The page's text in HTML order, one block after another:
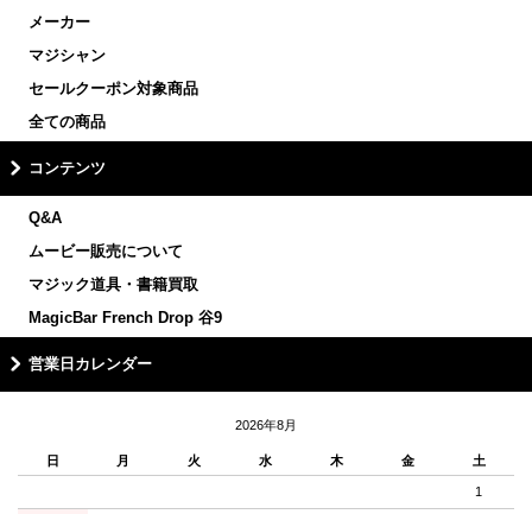
メーカー
マジシャン
セールクーポン対象商品
全ての商品
コンテンツ
Q&A
ムービー販売について
マジック道具・書籍買取
MagicBar French Drop 谷9
営業日カレンダー
2026年8月
日 月 火 水 木 金 土
1